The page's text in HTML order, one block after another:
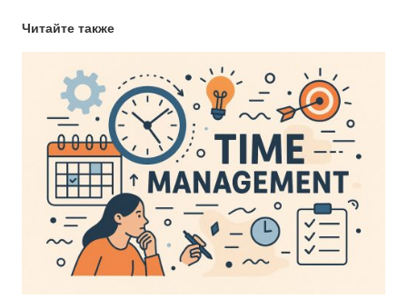
Читайте также